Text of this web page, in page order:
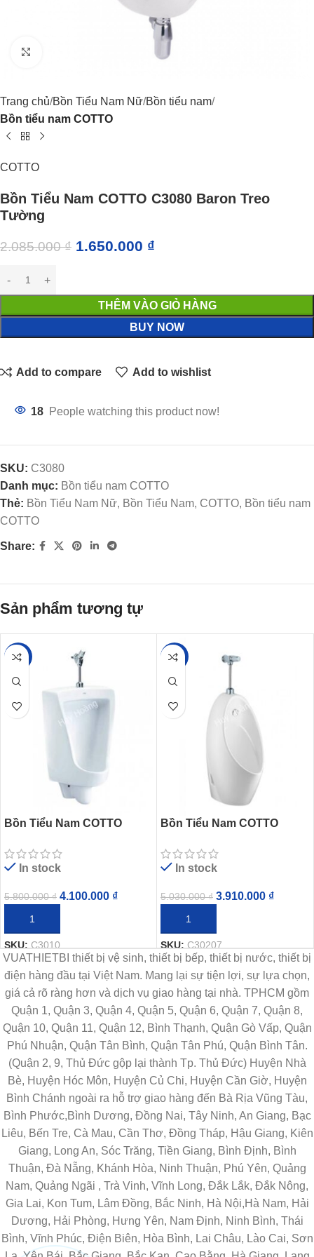
Trang chủ Bồn Tiểu Nam Nữ Bồn tiểu nam
Bồn tiểu nam COTTO
COTTO
Bồn Tiểu Nam COTTO C3080 Baron Treo
Tường
2.085.000₫ 1.650.000 ₫
THÊM VÀO GIỎ HÀNG
BUY NOW
Add to compare Add to wishlist
18 People watching this product now!
SKU: C3080
Danh mục: Bồn tiểu nam COTTO
Thẻ: Bồn Tiểu Nam Nữ, Bồn Tiểu Nam, COTTO, Bồn tiểu nam
COTTO
Share:
Sản phẩm tương tự
-29%
Bồn Tiểu Nam COTTO
In stock
5.800.000₫ 4.100.000 ₫
THÊM VÀO GIỎ HÀNG
SKU:C3010
-22%
Bồn Tiểu Nam COTTO
In stock
5.030.000₫ 3.910.000 ₫
THÊM VÀO GIỎ HÀNG
SKU:C30207
VUATHIETBI thiết bị vệ sinh, thiết bị bếp, thiết bị nước, thiết bị
điện hàng đầu tại Việt Nam. Mang lại sự tiện lợi, sự lựa chọn,
giá cả rõ ràng hơn và dịch vụ giao hàng tại nhà. TPHCM gồm
Quận 1, Quận 3, Quận 4, Quận 5, Quận 6, Quận 7, Quận 8,
Quận 10, Quận 11, Quận 12, Bình Thạnh, Quận Gò Vấp, Quận
Phú Nhuận, Quận Tân Bình, Quận Tân Phú, Quận Bình Tân.
(Quận 2, 9, Thủ Đức gộp lại thành Tp. Thủ Đức) Huyện Nhà
Bè, Huyện Hóc Môn, Huyện Củ Chi, Huyện Cần Giờ, Huyện
Bình Chánh ngoài ra hỗ trợ giao hàng đến Bà Rịa Vũng Tàu,
Bình Phước,Bình Dương, Đồng Nai, Tây Ninh, An Giang, Bạc
Liêu, Bến Tre, Cà Mau, Cần Thơ, Đồng Tháp, Hậu Giang, Kiên
Giang, Long An, Sóc Trăng, Tiền Giang, Bình Định, Bình
Thuận, Đà Nẵng, Khánh Hòa, Ninh Thuận, Phú Yên, Quảng
Nam, Quảng Ngãi , Trà Vinh, Vĩnh Long, Đắk Lắk, Đắk Nông,
Gia Lai, Kon Tum, Lâm Đồng, Bắc Ninh, Hà Nội,Hà Nam, Hải
Dương, Hải Phòng, Hưng Yên, Nam Định, Ninh Bình, Thái
Bình, Vĩnh Phúc, Điện Biên, Hòa Bình, Lai Châu, Lào Cai, Sơn